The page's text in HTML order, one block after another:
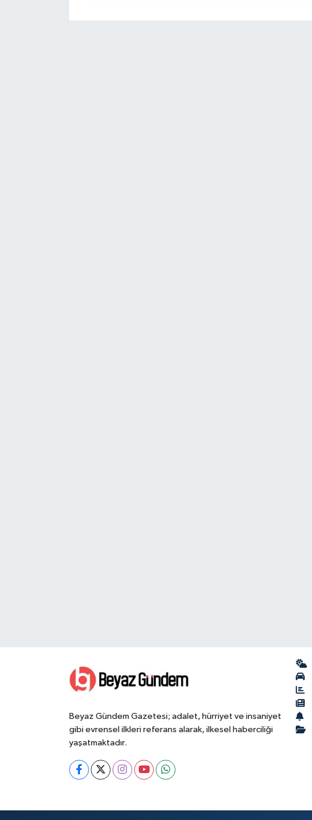
Beyaz Gündem Gazetesi; adalet, hürriyet ve insaniyet
gibi evrensel ilkleri referans alarak, ilkesel haberciliği
yaşatmaktadır.